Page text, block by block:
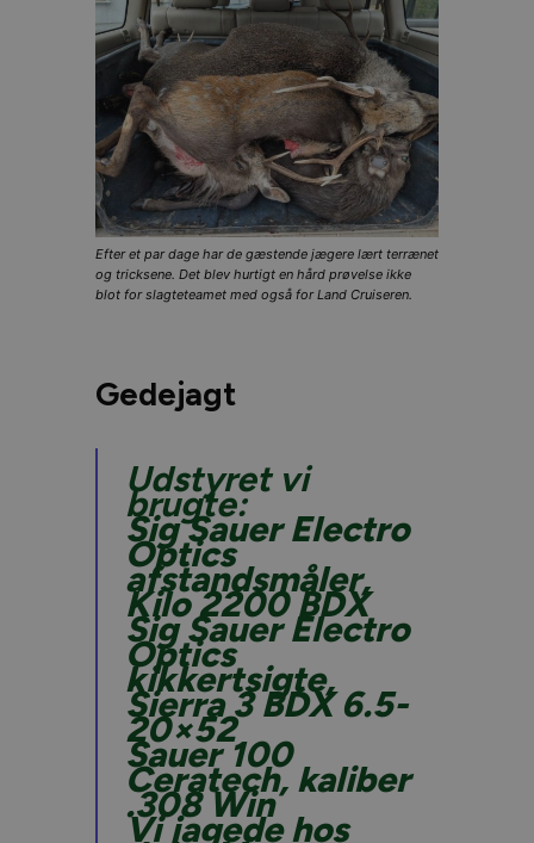
Efter et par dage har de gæstende jægere lært terrænet
og tricksene. Det blev hurtigt en hård prøvelse ikke
blot for slagteteamet med også for Land Cruiseren.
Gedejagt
Udstyret vi
brugte:
Sig Sauer Electro
Optics
afstandsmåler,
Kilo 2200 BDX
Sig Sauer Electro
Optics
kikkertsigte,
Sierra 3 BDX 6.5-
20×52
Sauer 100
Ceratech, kaliber
.308 Win
Vi jagede hos